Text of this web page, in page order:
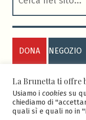
DONA NEGOZIO
PRIVACY POLICY
La Brunetta ti offre
Usiamo i cookies su
chiediamo di
quali sì e quali no in